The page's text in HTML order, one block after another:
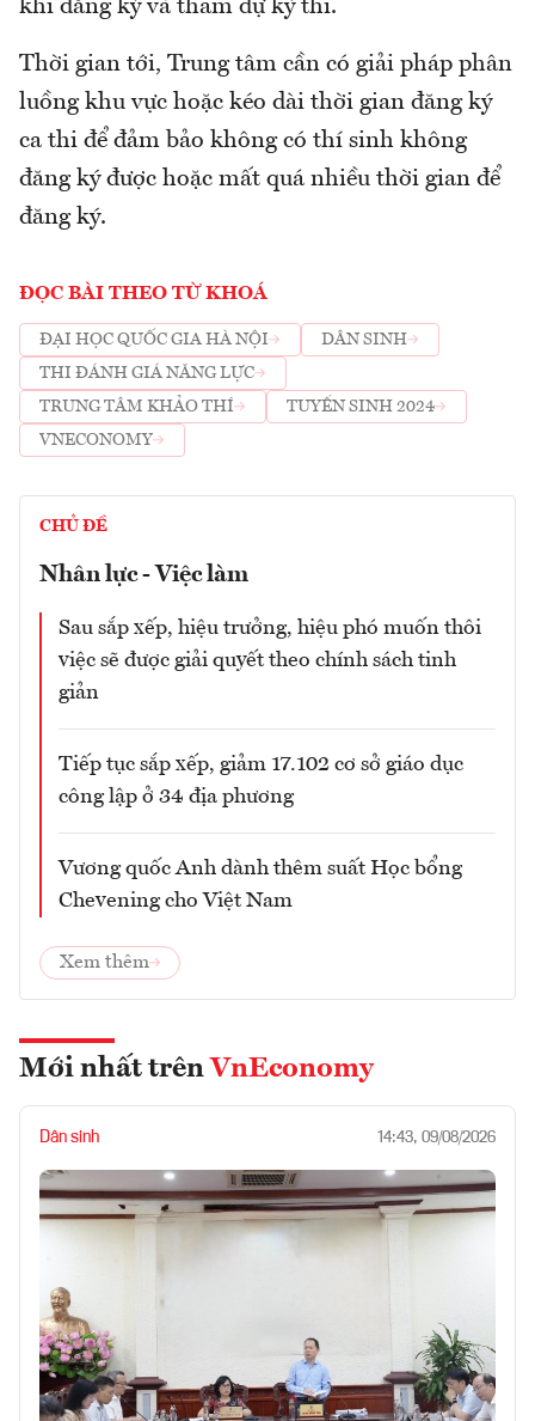
khi đăng ký và tham dự kỳ thi.
Thời gian tới, Trung tâm cần có giải pháp phân
luồng khu vực hoặc kéo dài thời gian đăng ký
ca thi để đảm bảo không có thí sinh không
đăng ký được hoặc mất quá nhiều thời gian để
đăng ký.
ĐỌC BÀI THEO TỪ KHOÁ
ĐẠI HỌC QUỐC GIA HÀ NỘI
DÂN SINH
THI ĐÁNH GIÁ NĂNG LỰC
TRUNG TÂM KHẢO THÍ
TUYỂN SINH 2024
VNECONOMY
CHỦ ĐỀ
Nhân lực - Việc làm
Sau sắp xếp, hiệu trưởng, hiệu phó muốn thôi
việc sẽ được giải quyết theo chính sách tinh
giản
Tiếp tục sắp xếp, giảm 17.102 cơ sở giáo dục
công lập ở 34 địa phương
Vương quốc Anh dành thêm suất Học bổng
Chevening cho Việt Nam
Xem thêm
Mới nhất trên VnEconomy
Dân sinh 14:43, 09/08/2026